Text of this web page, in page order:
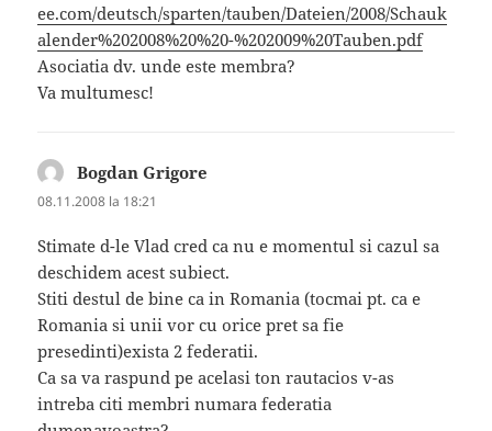
ee.com/deutsch/sparten/tauben/Dateien/2008/Schauk
alender%202008%20%20-%202009%20Tauben.pdf
Asociatia dv. unde este membra?
Va multumesc!
Bogdan Grigore
08.11.2008 la 18:21
Stimate d-le Vlad cred ca nu e momentul si cazul sa
deschidem acest subiect.
Stiti destul de bine ca in Romania (tocmai pt. ca e
Romania si unii vor cu orice pret sa fie
presedinti)exista 2 federatii.
Ca sa va raspund pe acelasi ton rautacios v-as
intreba citi membri numara federatia